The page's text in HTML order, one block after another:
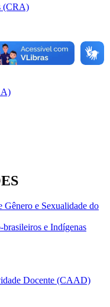
(CRA)
e Sexualidade do
e Indígenas
Docente (CAAD)